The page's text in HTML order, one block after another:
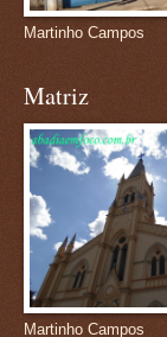
Martinho Campos
Matriz
Martinho Campos